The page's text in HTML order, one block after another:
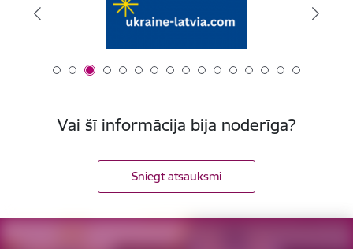
Vai šī informācija bija noderīga?
Sniegt atsauksmi